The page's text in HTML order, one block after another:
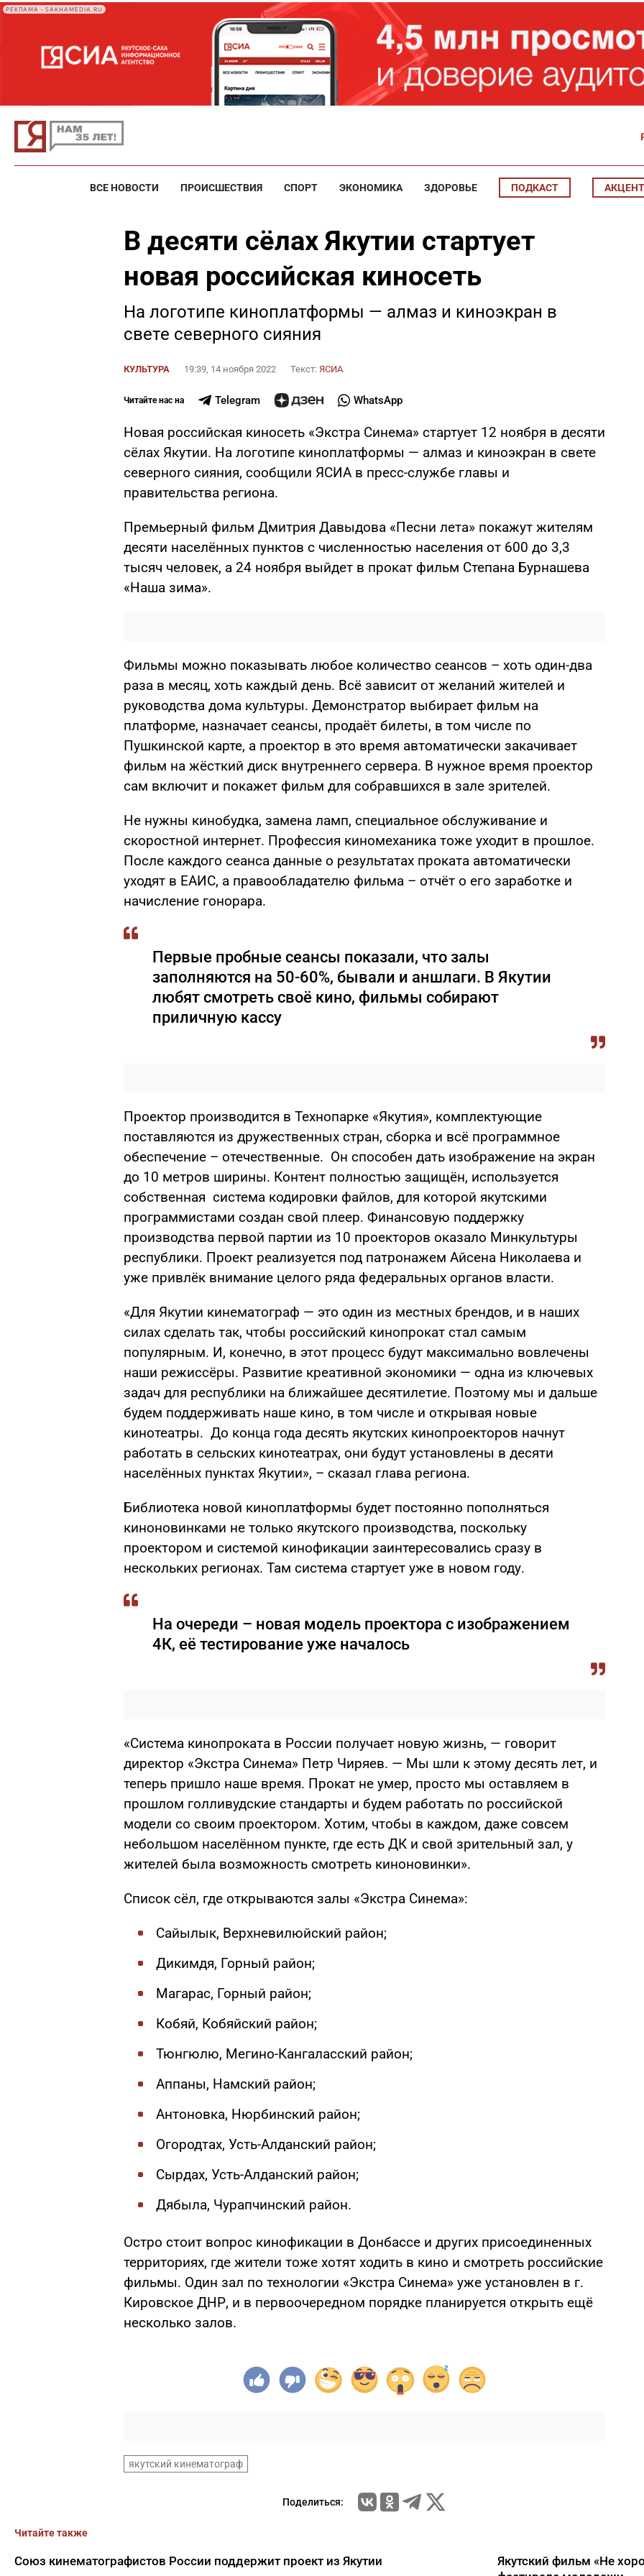
РЕКЛАМА • SAKHAMEDIA.RU
ВСЕ НОВОСТИ ПРОИСШЕСТВИЯ СПОРТ ЭКОНОМИКА ЗДОРОВЬЕ ПОДКАСТ АКЦЕНТ
В десяти сёлах Якутии стартует
новая российская киносеть
На логотипе киноплатформы — алмаз и киноэкран в
свете северного сияния
КУЛЬТУРА 19:39, 14 ноября 2022 Текст: ЯСИА
Читайте нас на Telegram WhatsApp
Новая российская киносеть «Экстра Синема» стартует 12 ноября в десяти
сёлах Якутии. На логотипе киноплатформы — алмаз и киноэкран в свете
северного сияния, сообщили ЯСИА в пресс-службе главы и
правительства региона.
Премьерный фильм Дмитрия Давыдова «Песни лета» покажут жителям
десяти населённых пунктов с численностью населения от 600 до 3,3
тысяч человек, а 24 ноября выйдет в прокат фильм Степана Бурнашева
«Наша зима».
Фильмы можно показывать любое количество сеансов – хоть один-два
раза в месяц, хоть каждый день. Всё зависит от желаний жителей и
руководства дома культуры. Демонстратор выбирает фильм на
платформе, назначает сеансы, продаёт билеты, в том числе по
Пушкинской карте, а проектор в это время автоматически закачивает
фильм на жёсткий диск внутреннего сервера. В нужное время проектор
сам включит и покажет фильм для собравшихся в зале зрителей.
Не нужны кинобудка, замена ламп, специальное обслуживание и
скоростной интернет. Профессия киномеханика тоже уходит в прошлое.
После каждого сеанса данные о результатах проката автоматически
уходят в ЕАИС, а правообладателю фильма – отчёт о его заработке и
начисление гонорара.
Первые пробные сеансы показали, что залы
заполняются на 50-60%, бывали и аншлаги. В Якутии
любят смотреть своё кино, фильмы собирают
приличную кассу
Проектор производится в Технопарке «Якутия», комплектующие
поставляются из дружественных стран, сборка и всё программное
обеспечение – отечественные. Он способен дать изображение на экран
до 10 метров ширины. Контент полностью защищён, используется
собственная система кодировки файлов, для которой якутскими
программистами создан свой плеер. Финансовую поддержку
производства первой партии из 10 проекторов оказало Минкультуры
республики. Проект реализуется под патронажем Айсена Николаева и
уже привлёк внимание целого ряда федеральных органов власти.
«Для Якутии кинематограф — это один из местных брендов, и в наших
силах сделать так, чтобы российский кинопрокат стал самым
популярным. И, конечно, в этот процесс будут максимально вовлечены
наши режиссёры. Развитие креативной экономики — одна из ключевых
задач для республики на ближайшее десятилетие. Поэтому мы и дальше
будем поддерживать наше кино, в том числе и открывая новые
кинотеатры. До конца года десять якутских кинопроекторов начнут
работать в сельских кинотеатрах, они будут установлены в десяти
населённых пунктах Якутии», – сказал глава региона.
Библиотека новой киноплатформы будет постоянно пополняться
киноновинками не только якутского производства, поскольку
проектором и системой кинофикации заинтересовались сразу в
нескольких регионах. Там система стартует уже в новом году.
На очереди – новая модель проектора с изображением
4К, её тестирование уже началось
«Система кинопроката в России получает новую жизнь, — говорит
директор «Экстра Синема» Петр Чиряев. — Мы шли к этому десять лет, и
теперь пришло наше время. Прокат не умер, просто мы оставляем в
прошлом голливудские стандарты и будем работать по российской
модели со своим проектором. Хотим, чтобы в каждом, даже совсем
небольшом населённом пункте, где есть ДК и свой зрительный зал, у
жителей была возможность смотреть киноновинки».
Список сёл, где открываются залы «Экстра Синема»:
Сайылык, Верхневилюйский район;
Дикимдя, Горный район;
Магарас, Горный район;
Кобяй, Кобяйский район;
Тюнгюлю, Мегино-Кангаласский район;
Аппаны, Намский район;
Антоновка, Нюрбинский район;
Огородтах, Усть-Алданский район;
Сырдах, Усть-Алданский район;
Дябыла, Чурапчинский район.
Остро стоит вопрос кинофикации в Донбассе и других присоединенных
территориях, где жители тоже хотят ходить в кино и смотреть российские
фильмы. Один зал по технологии «Экстра Синема» уже установлен в г.
Кировское ДНР, и в первоочередном порядке планируется открыть ещё
несколько залов.
якутский кинематограф
Поделиться:
Читайте также
Союз кинематографистов России поддержит проект из Якутии
Якутский фильм «Не